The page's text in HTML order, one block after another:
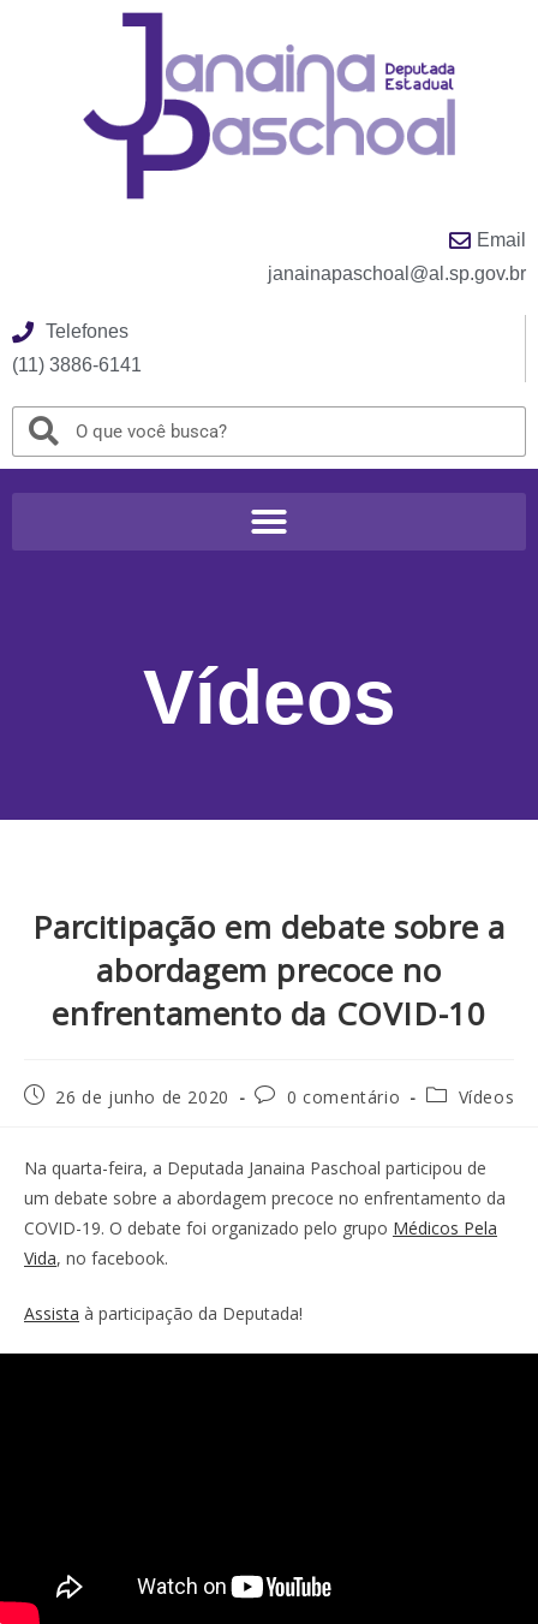
Email
janainapaschoal@al.sp.gov.br
Telefones
(11) 3886-6141
Vídeos
Parcitipação em debate sobre a
abordagem precoce no
enfrentamento da COVID-10
26 de junho de 2020 0 comentário Vídeos
Na quarta-feira, a Deputada Janaina Paschoal participou de
um debate sobre a abordagem precoce no enfrentamento da
COVID-19. O debate foi organizado pelo grupo Médicos Pela
Vida, no facebook.
Assista à participação da Deputada!